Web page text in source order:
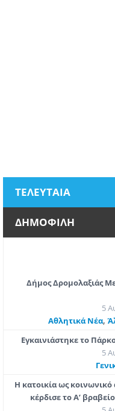
ΤΕΛΕΥΤΑΙΑ
ΔΗΜΟΦΙΛΗ
Δήμος Δρομολαξιάς
5
Αθλητικά Νέα,
Εγκαινιάστηκε το
5
Η κατοικία ως
κέρδισε το Α’